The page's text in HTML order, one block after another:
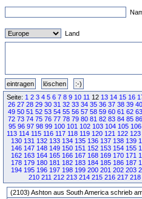
Land
Seite: 1 2 3 4 5 6 7 8 9 10 11 12 13 14 15 16
26 27 28 29 30 31 32 33 34 35 36 37 38 39 40
49 50 51 52 53 54 55 56 57 58 59 60 61 62 63
72 73 74 75 76 77 78 79 80 81 82 83 84 85 86
95 96 97 98 99 100 101 102 103 104 105 106
113 114 115 116 117 118 119 120 121 122 123
130 131 132 133 134 135 136 137 138 139
146 147 148 149 150 151 152 153 154 155
162 163 164 165 166 167 168 169 170 171
178 179 180 181 182 183 184 185 186 187
194 195 196 197 198 199 200 201 202 203
210 211 212 213 214 215 216 217 218
(2103) Ashton aus South America schrieb